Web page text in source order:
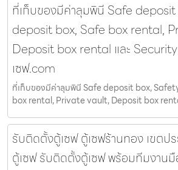
ที่เก็บของมีค่าลุมพินี Safe
deposit box, Safe box rental,
Deposit box rental และ
เซฟ.com
ที่เก็บของมีค่าลุมพินี Safe deposit box,
box rental, Private vault, Deposit box
รับติดตั้งตู้เซฟ ตู้เซฟร้านทอง เขตป
ตู้เซฟ รับติดตั้งตู้เซฟ พร้อมทีมงาน